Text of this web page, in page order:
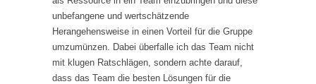
unbefangene und wertschätzende
Herangehensweise in einen Vorteil für die Gruppe
umzumünzen. Dabei überfalle ich das Team nicht
mit klugen Ratschlägen, sondern achte darauf,
dass das Team die besten Lösungen für die